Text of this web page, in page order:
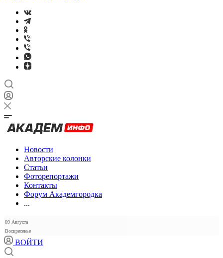
Новости
Авторские колонки
Статьи
Фоторепортажи
Контакты
Форум Академгородка
...
09 Августа
Воскресенье
ВОЙТИ